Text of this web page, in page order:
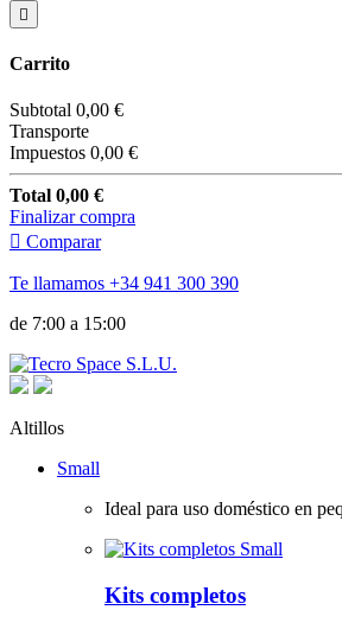

Carrito
Subtotal 0,00 €
Transporte
Impuestos 0,00 €
Total 0,00 €
Finalizar compra
 Comparar
Te llamamos +34 941 300 390
de 7:00 a 15:00
Altillos
Small
Ideal para uso doméstico en
Kits completos